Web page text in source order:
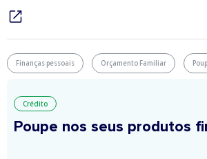
Finanças pessoais Orçamento Familiar
Crédito
Poupe nos seus produtos